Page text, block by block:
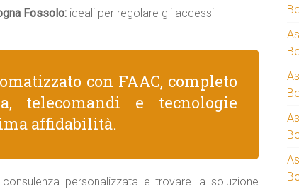
Fossolo: ideali per regolare gli accessi
con FAAC, completo
telecomandi e tecnologie
affidabilità.
personalizzata e trovare la soluzione